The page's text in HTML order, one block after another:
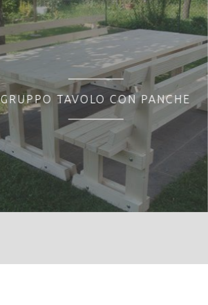
GRUPPO TAVOLO CON PANCHE